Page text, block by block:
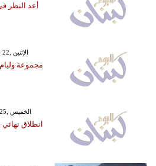
أعد النظر
GMT 23:14 2021 الإثنين ,22 شباط / فبراير
مجموعة
GMT 19:23 2019 الخميس ,25 إبريل / نيسان
انطلاق